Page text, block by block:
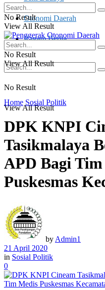
Otonomi Daerah
Ragam Berita
No Result
View All Result
No Result
View All Result
No Result
View All Result
Home Sosial Politik
DPK KNPI
Tasikmalaya
APD Bagi
Puskesmas
by Admin1
21 April 2020
in Sosial Politik
0